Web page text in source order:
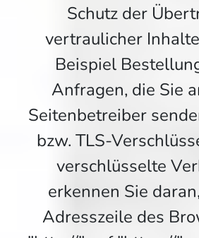
Schutz der
vertraulicher
Beispiel
Anfragen, die Sie
Seitenbetreiber
bzw. TLS-
verschlüsselte
erkennen Sie
Adresszeile des